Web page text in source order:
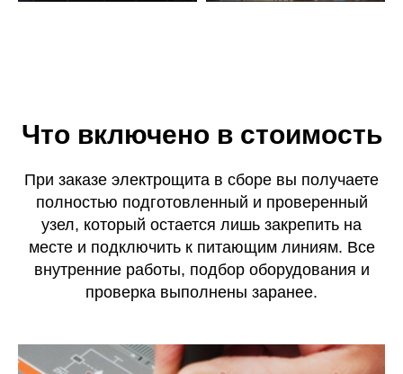
Что включено в стоимость
При заказе электрощита в сборе вы получаете
полностью подготовленный и проверенный
узел, который остается лишь закрепить на
месте и подключить к питающим линиям. Все
внутренние работы, подбор оборудования и
проверка выполнены заранее.